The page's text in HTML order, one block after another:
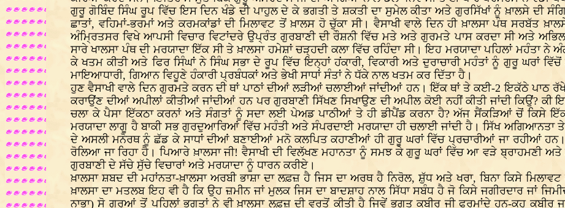
ਗੁਰੂ ਗੋਬਿੰਦ ਸਿੰਘ ਰੂਪ ਵਿੱਚ ਇਸ ਦਿਨ ਖੰਡੇ ਦੀ ਪਾਹੁਲ ਦੇ ਕੇ ਭਗਤੀ ਤੇ ਸ਼ਕਤੀ ਦਾ ਸੁਮੇਲ ਕੀਤਾ ਅਤੇ ਗੁਰਸਿੱਖਾਂ ਨੂੰ ਖ਼ਾਲਸੇ ਦੀ
ਛਾਤਾਂ, ਵਹਿਮਾਂ-ਭਰਮਾਂ ਅਤੇ ਕਰਮਕਾਂਡਾਂ ਦੀ ਮਿਲਾਵਟ ਤੋਂ ਖ਼ਾਲਸ ਹੋ ਚੁੱਕਾ ਸੀ। ਵੈਸਾਖੀ ਵਾਲੇ ਦਿਨ ਹੀ ਖ਼ਾਲਸਾ ਪੰਥ ਸਰਬੱਤ
ਅੰਮ੍ਰਿਤਸਰ ਵਿਖੇ ਆਪਸੀ ਵਿਚਾਰ ਵਿਟਾਂਦਰੇ ਉਪ੍ਰੰਤ ਗੁਰਬਾਣੀ ਦੀ ਰੌਸ਼ਨੀ ਵਿੱਚ ਮਤੇ ਅਤੇ ਗੁਰਮਤੇ ਪਾਸ ਕਰਦਾ ਸੀ ਅਤੇ
ਸਾਰੇ ਖਾਲਸਾ ਪੰਥ ਦੀ ਮਰਯਾਦਾ ਇੱਕ ਸੀ ਤੇ ਖ਼ਾਲਸਾ ਹਮੇਸ਼ਾਂ ਚੜ੍ਹਦੀ ਕਲਾ ਵਿੱਚ ਰਹਿੰਦਾ ਸੀ। ਇਹ ਮਰਯਾਦਾ ਪਹਿਲਾਂ ਮਹੰਤਾ
ਕੇ ਖਤਮ ਕੀਤੀ ਅਤੇ ਫਿਰ ਸਿੰਘਾਂ ਨੇ ਸਿੰਘ ਸਭਾ ਦੇ ਰੂਪ ਵਿੱਚ ਇਨ੍ਹਾਂ ਹਂਕਾਰੀ, ਵਿਕਾਰੀ ਅਤੇ ਦੁਰਾਚਾਰੀ ਮਹੰਤਾਂ ਨੂੰ ਗੁਰੂ ਘਰਾਂ
ਮਾਇਆਧਾਰੀ, ਗਿਆਨ ਵਿਹੂਣੇ ਹੰਕਾਰੀ ਪ੍ਰਬੰਧਕਾਂ ਅਤੇ ਭੇਖੀ ਸਾਧਾਂ ਸੰਤਾਂ ਨੇ ਧੱਕੇ ਨਾਲ ਖਤਮ ਕਰ ਦਿੱਤਾ ਹੈ।
ਹੁਣ ਵੈਸਾਖੀ ਵਾਲੇ ਦਿਨ ਗੁਰਮਤੇ ਕਰਨ ਦੀ ਥਾਂ ਪਾਠਾਂ ਦੀਆਂ ਲੜੀਆਂ ਚਲਾਈਆਂ ਜਾਂਦੀਆਂ ਹਨ। ਇੱਕ ਥਾਂ ਤੇ ਕਈ-2 ਇਕੱਠੇ ਪਾਠ
ਕਰਾਉਂਣ ਦੀਆਂ ਅਪੀਲਾਂ ਕੀਤੀਆਂ ਜਾਂਦੀਆਂ ਹਨ ਪਰ ਗੁਰਬਾਣੀ ਸਿੱਖਣ ਸਿਖਾਉਣ ਦੀ ਅਪੀਲ ਕੋਈ ਨਹੀਂ ਕੀਤੀ ਜਾਂਦੀ ਕਿਉਂ?
ਚਲਾ ਕੇ ਪੈਸਾ ਇੱਕਠਾ ਕਰਨਾਂ ਅਤੇ ਸੰਗਤਾਂ ਨੂੰ ਸਦਾ ਲਈ ਪੇਅਡ ਪਾਠੀਆਂ ਤੇ ਹੀ ਡੀਪੈਂਡ ਕਰਨਾ ਹੈ? ਅੱਜ ਸੈਂਕੜਿਆਂ ਚੋਂ ਕਿਸੇ
ਮਰਯਾਦਾ ਲਾਗੂ ਹੈ ਬਾਕੀ ਸਭ ਗੁਰਦੁਆਰਿਆਂ ਵਿੱਚ ਮਹੰਤੀ ਅਤੇ ਸੰਪਰਦਾਈ ਮਰਯਾਦਾ ਹੀ ਚਲਾਈ ਜਾਂਦੀ ਹੈ। ਸਿੱਖ ਅਗਿਆਨਤਾ
ਦੇ ਅਸਲੀ ਮਨੋਰਥ ਨੂੰ ਛੱਡ ਕੇ ਸਾਧਾਂ ਦੀਆਂ ਬਣਾਈਆਂ ਮਨੋ ਕਲਪਿਤ ਕਹਾਣੀਆਂ ਹੀ ਗੁਰੂ ਘਰਾਂ ਵਿੱਚ ਪ੍ਰਚਾਰੀਆਂ ਜਾ ਰਹੀਆਂ
ਰੋਲਿਆ ਜਾ ਰਿਹਾ ਹੈ। ਪਿਆਰੇ ਖ਼ਾਲਸਾ ਜੀ! ਵੈਸਾਖੀ ਦੀ ਵਿਲੱਖਣ ਮਹਾਨਤਾ ਨੂੰ ਸਮਝ ਕੇ ਗੁਰੂ ਘਰਾਂ ਵਿੱਚ ਆ ਵੜੇ ਬ੍ਰਾਹਮਣੀ
ਗੁਰਬਾਣੀ ਦੇ ਸੱਚੇ ਸੁੱਚੇ ਵਿਚਾਰਾਂ ਅਤੇ ਮਰਯਾਦਾ ਨੂੰ ਧਾਰਨ ਕਰੀਏ।
ਖ਼ਾਲਸਾ ਸ਼ਬਦ ਦੀ ਮਹਾਂਨਤਾ-ਖ਼ਾਲਸਾ ਅਰਬੀ ਭਾਸ਼ਾ ਦਾ ਲਫ਼ਜ਼ ਹੈ ਜਿਸ ਦਾ ਅਰਥ ਹੈ ਨਿਰੋਲ, ਸ਼ੁੱਧ ਅਤੇ ਖਰਾ, ਬਿਨਾ ਕਿਸੇ
ਖ਼ਾਲਸਾ ਦਾ ਮਤਲਬ ਇਹ ਵੀ ਹੈ ਕਿ ਉਹ ਜ਼ਮੀਨ ਜਾਂ ਮੁਲਕ ਜਿਸ ਦਾ ਬਾਦਸ਼ਾਹ ਨਾਲ ਸਿੱਧਾ ਸਬੰਧ ਹੈ ਜੋ ਕਿਸੇ ਜਗੀਰਦਾਰ ਜਾਂ
ਨਾਭਾ) ਸੋ ਗੁਰੂਆਂ ਤੋਂ ਪਹਿਲਾਂ ਭਗਤਾਂ ਨੇ ਵੀ ਖ਼ਾਲਸਾ ਲਫ਼ਜ਼ ਦੀ ਵਰਤੋਂ ਕੀਤੀ ਹੈ ਜਿਵੇਂ ਭਗਤ ਕਬੀਰ ਜੀ ਫੁਰਮਾਂਦੇ ਹਨ-ਕਹੁ ਕਬੀਰ